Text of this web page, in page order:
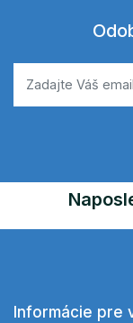
Informácie pre